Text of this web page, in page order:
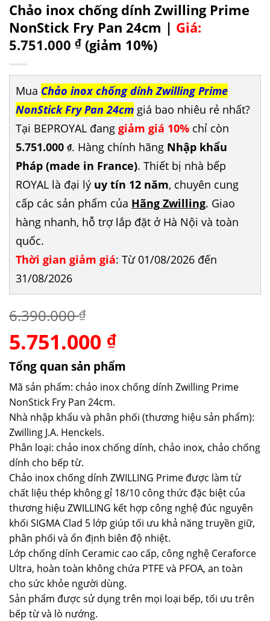
Chảo inox chống dính Zwilling Prime
NonStick Fry Pan 24cm | Giá:
5.751.000 ₫ (giảm 10%)
Mua Chảo inox chống dính Zwilling Prime
NonStick Fry Pan 24cm giá bao nhiêu rẻ nhất?
Tại BEPROYAL đang giảm giá 10% chỉ còn
5.751.000 ₫. Hàng chính hãng Nhập khẩu
Pháp (made in France). Thiết bị nhà bếp
ROYAL là đại lý uy tín 12 năm, chuyên cung
cấp các sản phẩm của Hãng Zwilling. Giao
hàng nhanh, hỗ trợ lắp đặt ở Hà Nội và toàn
quốc.
Thời gian giảm giá: Từ 01/08/2026 đến
31/08/2026
6.390.000₫
Giá
gốc
là:
6.390.000 ₫.
5.751.000 ₫Giá
tại
là:
5.751.000 ₫.
Tổng quan sản phẩm
Mã sản phẩm: chảo inox chống dính Zwilling Prime
NonStick Fry Pan 24cm.
Nhà nhập khẩu và phân phối (thương hiệu sản phẩm):
Zwilling J.A. Henckels.
Phân loại: chảo inox chống dính, chảo inox, chảo chống
dính cho bếp từ.
Chảo inox chống dính ZWILLING Prime được làm từ
chất liệu thép không gỉ 18/10 công thức đặc biệt của
thương hiệu ZWILLING kết hợp công nghệ đúc nguyên
khối SIGMA Clad 5 lớp giúp tối ưu khả năng truyền giữ,
phân phối và ổn định biên độ nhiệt.
Lớp chống dính Ceramic cao cấp, công nghệ Ceraforce
Ultra, hoàn toàn không chứa PTFE và PFOA, an toàn
cho sức khỏe người dùng.
Sản phẩm được sử dụng trên mọi loại bếp, tối ưu trên
bếp từ và lò nướng.